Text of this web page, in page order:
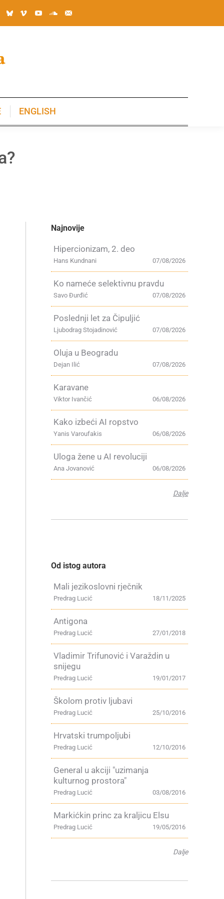
ENGLISH
Najnovije
Hipercionizam, 2. deo
07/08/2026
Hans Kundnani
Ko nameće selektivnu pravdu
07/08/2026
Savo Đurđić
Poslednji let za Čipuljić
07/08/2026
Ljubodrag Stojadinović
Oluja u Beogradu
07/08/2026
Dejan Ilić
Karavane
06/08/2026
Viktor Ivančić
Kako izbeći AI ropstvo
06/08/2026
Yanis Varoufakis
Uloga žene u AI revoluciji
06/08/2026
Ana Jovanović
Dalje
Od istog autora
Mali jezikoslovni rječnik
18/11/2025
Predrag Lucić
Antigona
27/01/2018
Predrag Lucić
Vladimir Trifunović i Varaždin u
snijegu
19/01/2017
Predrag Lucić
Školom protiv ljubavi
25/10/2016
Predrag Lucić
Hrvatski trumpoljubi
12/10/2016
Predrag Lucić
General u akciji "uzimanja
kulturnog prostora"
03/08/2016
Predrag Lucić
Markićkin princ za kraljicu Elsu
19/05/2016
Predrag Lucić
Dalje
ENGLISH